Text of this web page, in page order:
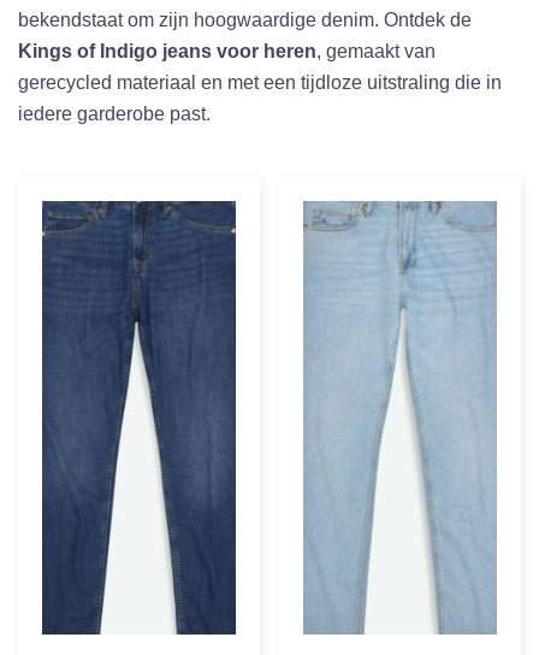
bekendstaat om zijn hoogwaardige denim. Ontdek de
Kings of Indigo jeans voor heren, gemaakt van
gerecycled materiaal en met een tijdloze uitstraling die in
iedere garderobe past.